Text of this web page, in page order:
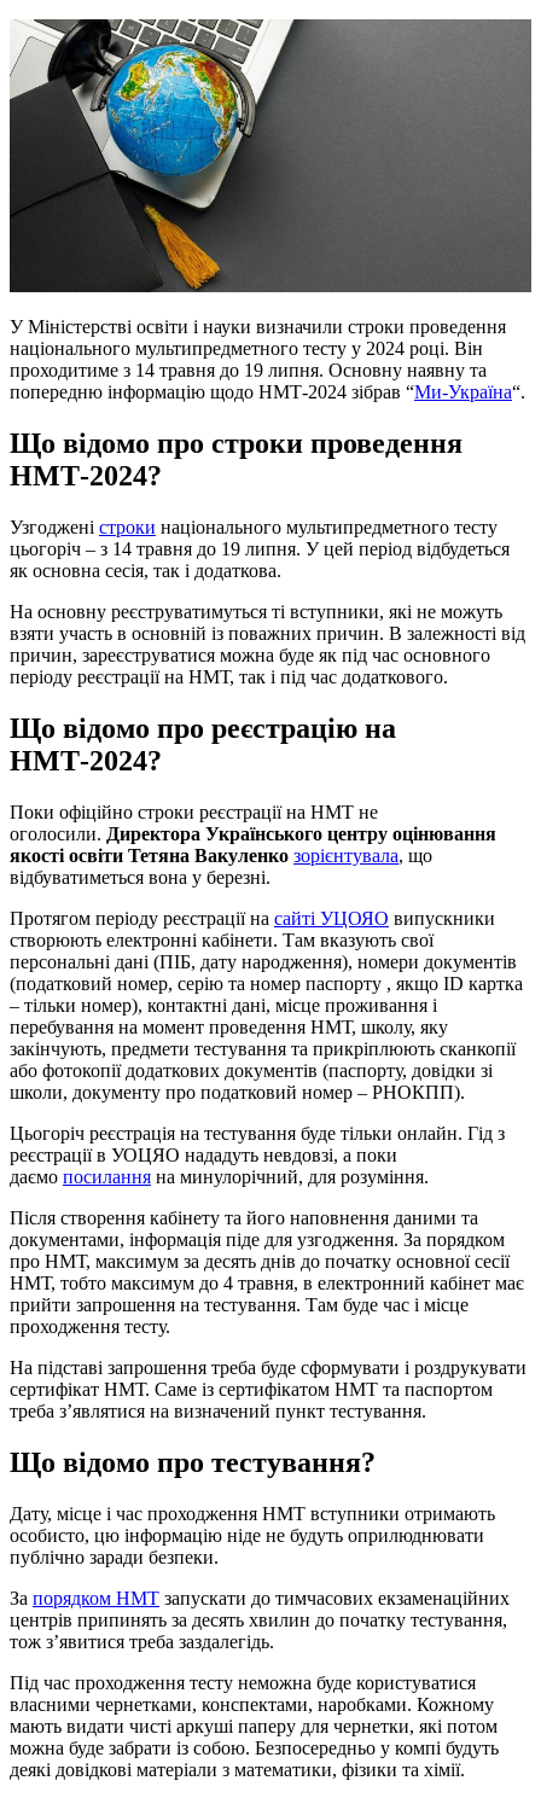
У Міністерстві освіти і науки визначили строки проведення
національного мультипредметного тесту у 2024 році. Він
проходитиме з 14 травня до 19 липня. Основну наявну та
попередню інформацію щодо НМТ-2024 зібрав “Ми-Україна“.
Що відомо про строки проведення
НМТ-2024?
Узгоджені строки національного мультипредметного тесту
цьогоріч – з 14 травня до 19 липня. У цей період відбудеться
як основна сесія, так і додаткова.
На основну реєструватимуться ті вступники, які не можуть
взяти участь в основній із поважних причин. В залежності від
причин, зареєструватися можна буде як під час основного
періоду реєстрації на НМТ, так і під час додаткового.
Що відомо про реєстрацію на
НМТ-2024?
Поки офіційно строки реєстрації на НМТ не
оголосили. Директора Українського центру оцінювання
якості освіти Тетяна Вакуленко зорієнтувала, що
відбуватиметься вона у березні.
Протягом періоду реєстрації на сайті УЦОЯО випускники
створюють електронні кабінети. Там вказують свої
персональні дані (ПІБ, дату народження), номери документів
(податковий номер, серію та номер паспорту , якщо ID картка
– тільки номер), контактні дані, місце проживання і
перебування на момент проведення НМТ, школу, яку
закінчують, предмети тестування та прикріплюють сканкопії
або фотокопії додаткових документів (паспорту, довідки зі
школи, документу про податковий номер – РНОКПП).
Цьогоріч реєстрація на тестування буде тільки онлайн. Гід з
реєстрації в УОЦЯО нададуть невдовзі, а поки
даємо посилання на минулорічний, для розуміння.
Після створення кабінету та його наповнення даними та
документами, інформація піде для узгодження. За порядком
про НМТ, максимум за десять днів до початку основної сесії
НМТ, тобто максимум до 4 травня, в електронний кабінет має
прийти запрошення на тестування. Там буде час і місце
проходження тесту.
На підставі запрошення треба буде сформувати і роздрукувати
сертифікат НМТ. Саме із сертифікатом НМТ та паспортом
треба з’являтися на визначений пункт тестування.
Що відомо про тестування?
Дату, місце і час проходження НМТ вступники отримають
особисто, цю інформацію ніде не будуть оприлюднювати
публічно заради безпеки.
За порядком НМТ запускати до тимчасових екзаменаційних
центрів припинять за десять хвилин до початку тестування,
тож з’явитися треба заздалегідь.
Під час проходження тесту неможна буде користуватися
власними чернетками, конспектами, наробками. Кожному
мають видати чисті аркуші паперу для чернетки, які потом
можна буде забрати із собою. Безпосередньо у компі будуть
деякі довідкові матеріали з математики, фізики та хімії.